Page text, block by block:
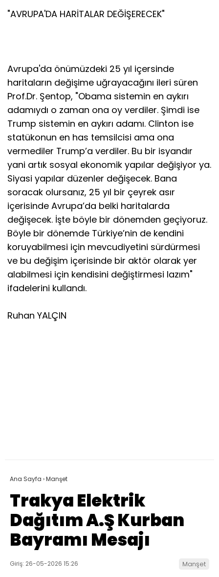
"AVRUPA'DA HARİTALAR DEĞİŞERECEK"
Avrupa'da önümüzdeki 25 yıl içersinde
haritaların değişime uğrayacağını ileri süren
Prof.Dr. Şentop, "Obama sistemin en aykırı
adamıydı o zaman ona oy verdiler. Şimdi ise
Trump sistemin en aykırı adamı. Clinton ise
statükonun en has temsilcisi ama ona
vermediler Trump’a verdiler. Bu bir isyandır
yani artık sosyal ekonomik yapılar değişiyor ya.
Siyasi yapılar düzenler değişecek. Bana
soracak olursanız, 25 yıl bir çeyrek asır
içerisinde Avrupa’da belki haritalarda
değişecek. İşte böyle bir dönemden geçiyoruz.
Böyle bir dönemde Türkiye’nin de kendini
koruyabilmesi için mevcudiyetini sürdürmesi
ve bu değişim içerisinde bir aktör olarak yer
alabilmesi için kendisini değiştirmesi lazım"
ifadelerini kullandı.
Ruhan YALÇIN
Ana Sayfa ›Manşet
Trakya Elektrik
Dağıtım A.Ş Kurban
Bayramı Mesajı
Giriş: 26-05-2026 15:26 Manşet